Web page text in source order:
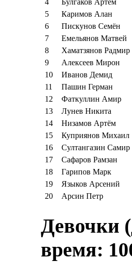
4
Булгаков Артем
5
Каримов Алан
6
Пискунов Семён
7
Емельянов Матвей
8
Хаматзянов Радмир
9
Алексеев Мирон
10
Иванов Демид
11
Пашин Герман
12
Фаткуллин Амир
13
Лунев Никита
14
Низамов Артём
15
Куприянов Михаил
16
Султангазин Самир
17
Сафаров Рамзан
18
Гарипов Марк
19
Языков Арсений
20
Арсин Петр
Девочки
время: